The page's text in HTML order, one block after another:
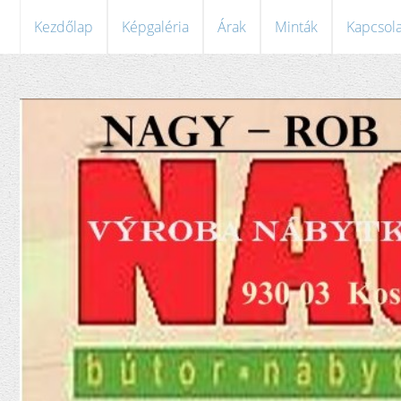
Kezdőlap Képgaléria Árak Minták